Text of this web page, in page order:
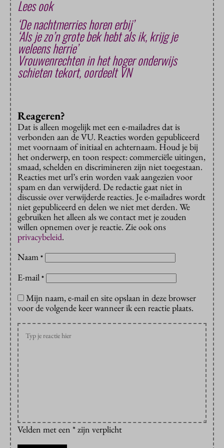
Lees ook
‘De nachtmerries horen erbij’
‘Als je zo’n grote bek hebt als ik, krijg je
weleens herrie’
Vrouwenrechten in het hoger onderwijs
schieten tekort, oordeelt VN
Reageren?
Dat is alleen mogelijk met een e-mailadres dat is
verbonden aan de VU. Reacties worden gepubliceerd
met voornaam of initiaal en achternaam. Houd je bij
het onderwerp, en toon respect: commerciële uitingen,
smaad, schelden en discrimineren zijn niet toegestaan.
Reacties met url’s erin worden vaak aangezien voor
spam en dan verwijderd. De redactie gaat niet in
discussie over verwijderde reacties. Je e-mailadres wordt
niet gepubliceerd en delen we niet met derden. We
gebruiken het alleen als we contact met je zouden
willen opnemen over je reactie. Zie ook ons
privacybeleid.
Naam *
E-mail *
Mijn naam, e-mail en site opslaan in deze browser
voor de volgende keer wanneer ik een reactie plaats.
Velden met een * zijn verplicht